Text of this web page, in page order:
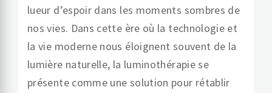
lueur d’espoir dans les moments sombres de
nos vies. Dans cette ère où la technologie et
la vie moderne nous éloignent souvent de la
lumière naturelle, la luminothérapie se
présente comme une solution pour rétablir